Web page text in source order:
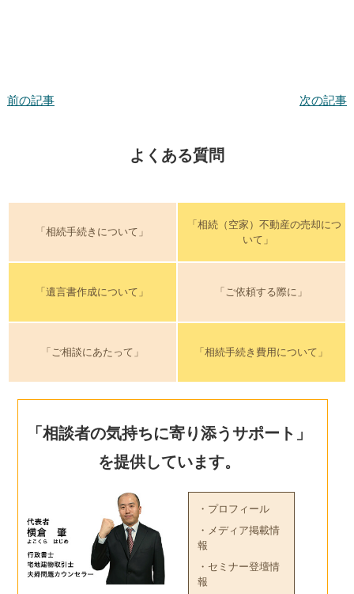
前の記事 次の記事
よくある質問
「相続手続きについて」
「相続（空家）不動産の売却につ
いて」
「遺言書作成について」 「ご依頼する際に」
「ご相談にあたって」 「相続手続き費用について」
「相談者の気持ちに寄り添うサポート」
を提供しています。
・プロフィール
・メディア掲載情
報
・セミナー登壇情
報